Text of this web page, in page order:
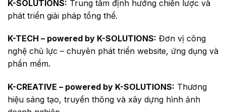
K-SOLUTIONS: Trung tâm định hướng chiến lược và
phát triển giải pháp tổng thể.
K-TECH – powered by K-SOLUTIONS: Đơn vị công
nghệ chủ lực – chuyên phát triển website, ứng dụng và
phần mềm.
K-CREATIVE – powered by K-SOLUTIONS: Thương
hiệu sáng tạo, truyền thông và xây dựng hình ảnh